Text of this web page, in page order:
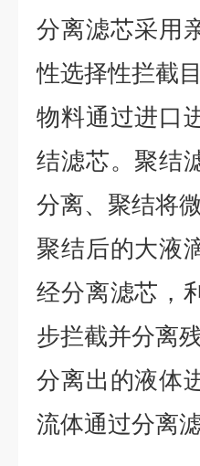
分离滤芯采用
性选择性拦截
物料通过进口
结滤芯。聚结
分离、聚结将
聚结后的大液
经分离滤芯，
步拦截并分离
分离出的液体
流体通过分离